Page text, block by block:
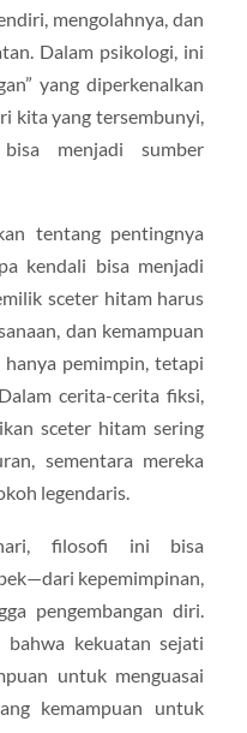
mengolahnya, dan
Dalam psikologi, ini
yang diperkenalkan
kita yang tersembunyi,
menjadi sumber
tentang pentingnya
kendali bisa menjadi
sceter hitam harus
dan kemampuan
pemimpin, tetapi
cerita-cerita fiksi,
sceter hitam sering
sementara mereka
legendaris.
hari, filosofi ini bisa
kepemimpinan,
pengembangan diri.
kekuatan sejati
untuk menguasai
kemampuan untuk